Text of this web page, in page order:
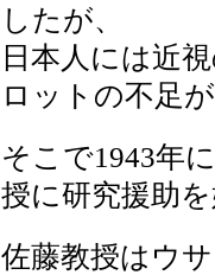
したが、
日本人には近
ロットの不足
そこで1943年
授に研究援助
佐藤教授はウ